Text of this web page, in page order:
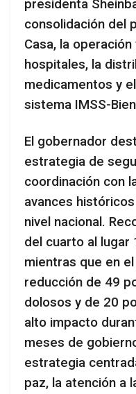
presidenta
consolidación del
Casa, la
hospitales, la
medicamentos y
sistema IMSS-
El gobernador
estrategia de
coordinación con
avances
nivel nacional.
del cuarto al lugar
mientras que en
reducción de 49
dolosos y de 20
alto impacto
meses de
estrategia
paz, la atención a